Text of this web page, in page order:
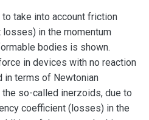
take into account friction
in the momentum
bodies is shown.
in devices with no reaction
in terms of Newtonian
so-called inerzoids, due to
coefficient (losses) in the